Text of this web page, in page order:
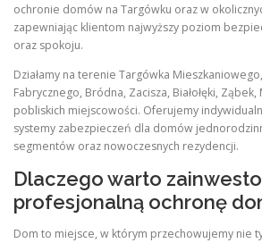
ochronie domów na Targówku oraz w
zapewniając klientom najwyższy poziom
oraz spokoju.
Działamy na terenie Targówka
Fabrycznego, Bródna, Zacisza, Białołęki,
pobliskich miejscowości. Oferujemy
systemy zabezpieczeń dla domów
segmentów oraz nowoczesnych rezydencji.
Dlaczego warto
profesjonalną ochronę
Dom to miejsce, w którym przechowujemy nie